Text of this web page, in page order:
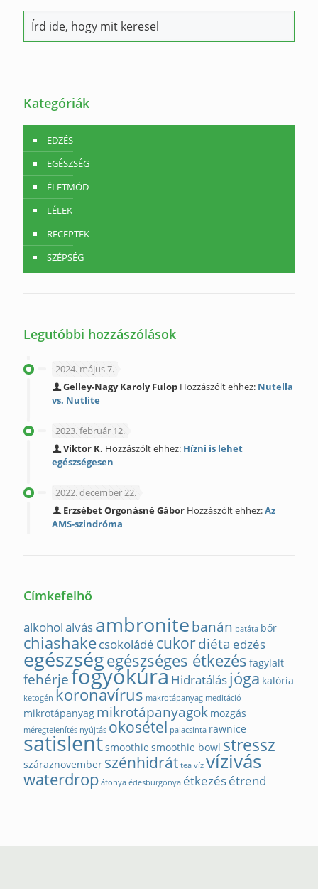
Kategóriák
EDZÉS
EGÉSZSÉG
ÉLETMÓD
LÉLEK
RECEPTEK
SZÉPSÉG
Legutóbbi hozzászólások
2024. május 7.
Gelley-Nagy Karoly Fulop Hozzászólt ehhez: Nutella
vs. Nutlite
2023. február 12.
Viktor K. Hozzászólt ehhez: Hízni is lehet
egészségesen
2022. december 22.
Erzsébet Orgonásné Gábor Hozzászólt ehhez:Az
AMS-szindróma
Címkefelhő
alkoholalvásambronite banán batáta bőr
chiashakecsokoládé cukordiéta edzés
egészségegészséges étkezés fagylalt
fehérjefogyókúraHidratálásjóga kalória
ketogén koronavírus makrotápanyag meditáció
mikrotápanyag mikrotápanyagok mozgás
méregtelenítés nyújtás okosétel palacsinta rawnice
satislentsmoothie smoothie bowl stressz
száraznovember szénhidrát tea víz vízivás
waterdrop áfonya édesburgonya étkezésétrend